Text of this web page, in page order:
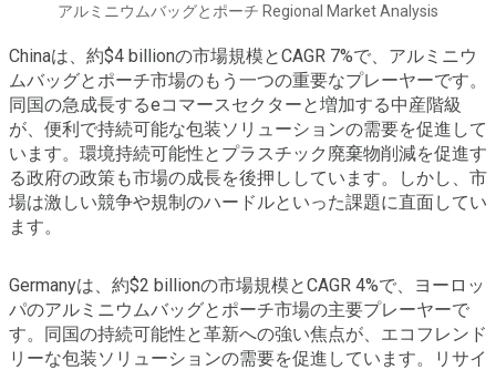
アルミニウムバッグとポーチ Regional Market Analysis
Chinaは、約$4 billionの市場規模とCAGR 7%で、アルミニウ
ムバッグとポーチ市場のもう一つの重要なプレーヤーです。
同国の急成長するeコマースセクターと増加する中産階級
が、便利で持続可能な包装ソリューションの需要を促進して
います。環境持続可能性とプラスチック廃棄物削減を促進す
る政府の政策も市場の成長を後押ししています。しかし、市
場は激しい競争や規制のハードルといった課題に直面してい
ます。
Germanyは、約$2 billionの市場規模とCAGR 4%で、ヨーロッ
パのアルミニウムバッグとポーチ市場の主要プレーヤーで
す。同国の持続可能性と革新への強い焦点が、エコフレンド
リーな包装ソリューションの需要を促進しています。リサイ